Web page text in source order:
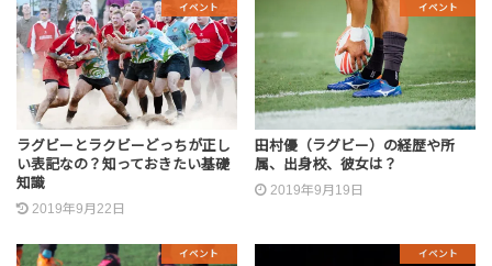
イベント
ラグビーとラクビーどっちが正し
い表記なの？知っておきたい基礎
知識
2019年9月22日
イベント
田村優（ラグビー）の経歴や所
属、出身校、彼女は？
2019年9月19日
イベント イベント